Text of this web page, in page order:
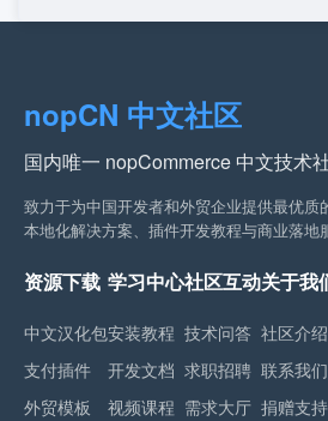
nopCN 中文社区
国内唯一 nopCommerce 中文技术
致力于为中国开发者和外贸企业提供最优质
本地化解决方案、插件开发教程与商业落地
资源下载
中文汉化包
支付插件
外贸模板
学习中心
安装教程
开发文档
视频课程
社区互动
技术问答
求职招聘
需求大厅
关于我
社区介绍
联系我们
捐赠支持